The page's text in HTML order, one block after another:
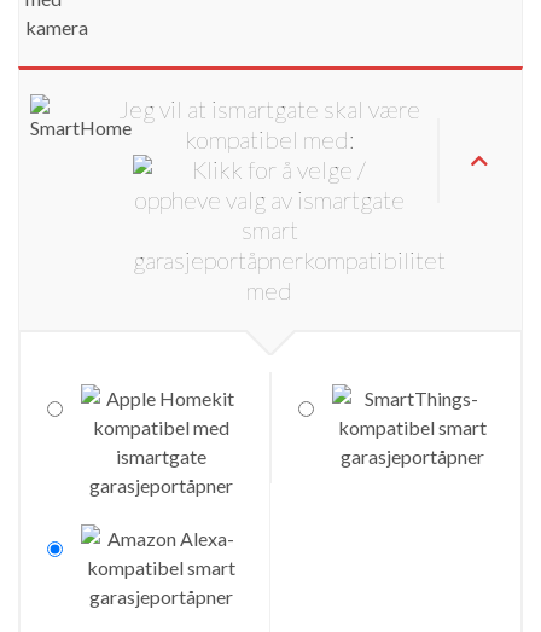
Jeg vil at ismartgate skal være
kompatibel med: